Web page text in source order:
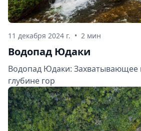
11 декабря 2024 г. • 2 мин
Водопад Юдаки
Водопад Юдаки: Захватывающее
глубине гор